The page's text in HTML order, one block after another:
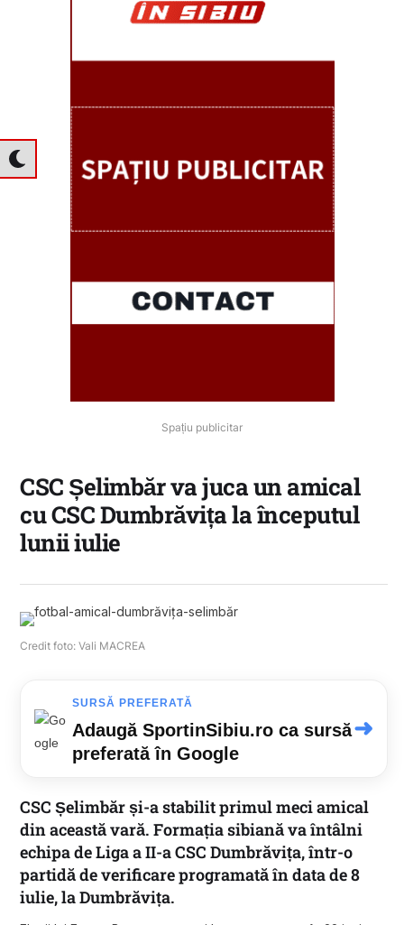
Spațiu publicitar
CSC Șelimbăr va juca un amical
cu CSC Dumbrăvița la începutul
lunii iulie
Credit foto: Vali MACREA
SURSĂ PREFERATĂ
Adaugă SportinSibiu.ro ca sursă
preferată în Google
➜
CSC Șelimbăr și-a stabilit primul meci amical
din această vară. Formația sibiană va întâlni
echipa de Liga a II-a CSC Dumbrăvița, într-o
partidă de verificare programată în data de 8
iulie, la Dumbrăvița.